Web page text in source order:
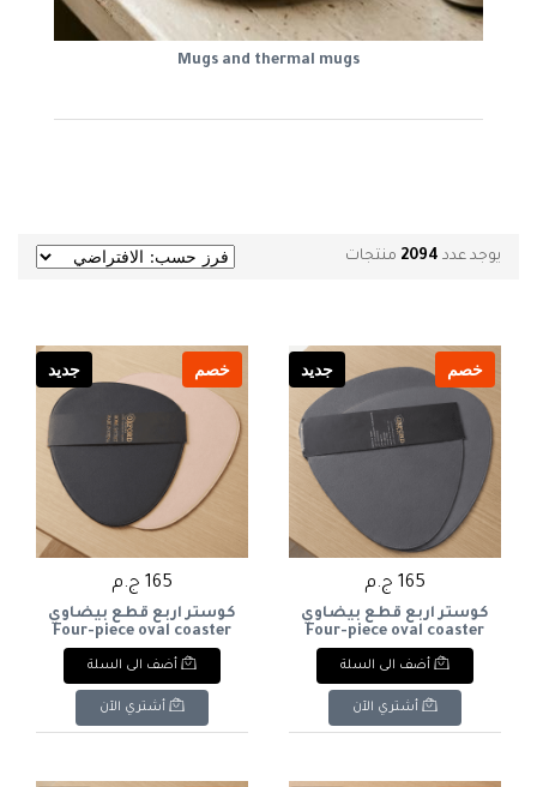
Mugs and thermal mugs
يوجد عدد 2094 منتجات
خصم جديد
165 ج.م
كوستر اربع قطع بيضاوي
Four-piece oval coaster
أضف الى السلة
أشتري الآن
خصم جديد
165 ج.م
كوستر اربع قطع بيضاوي
Four-piece oval coaster
أضف الى السلة
أشتري الآن